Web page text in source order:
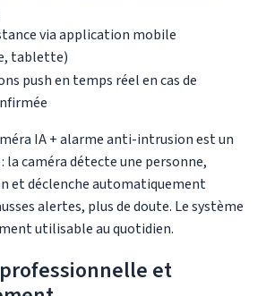
via application mobile
tablette)
push en temps réel en cas de
IA + alarme anti-intrusion est un
la caméra détecte une personne,
et déclenche automatiquement
alertes, plus de doute. Le système
utilisable au quotidien.
et